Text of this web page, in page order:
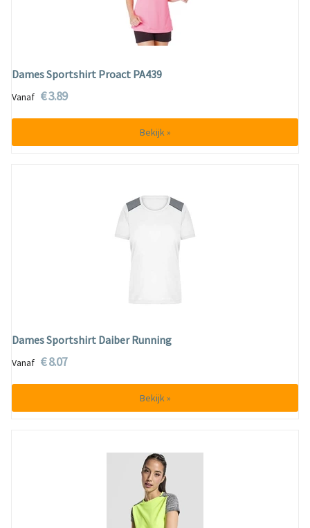
Dames Sportshirt Proact PA439
Vanaf € 3.89
Bekijk »
Dames Sportshirt Daiber Running
Vanaf € 8.07
Bekijk »